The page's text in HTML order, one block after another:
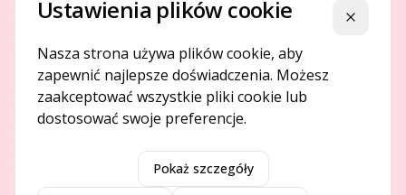
Platforma ogłoszeń i firm, która łączy ludzi i rozwija biznes
O NAS
Ustawienia plików cookie Zamknij
Nasza strona używa plików cookie, aby
zapewnić najlepsze doświadczenia. Możesz
zaakceptować wszystkie pliki cookie lub
dostosować swoje preferencje.
Pokaż szczegóły